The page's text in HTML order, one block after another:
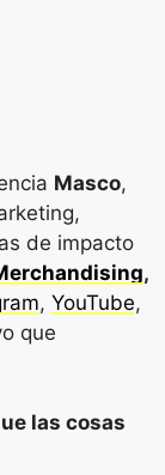
Masco,
de impacto
,
, YouTube,
que
las cosas